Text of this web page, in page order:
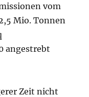
vom
Mio. Tonnen
angestrebt
Zeit nicht